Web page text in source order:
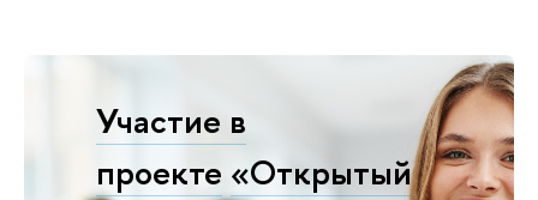
Участие в
проекте «Открытый